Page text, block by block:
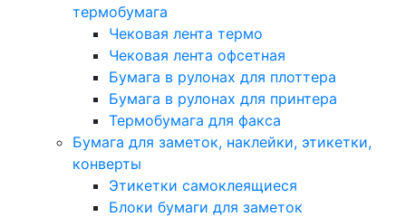
термобумага
Чековая лента термо
Чековая лента офсетная
Бумага в рулонах для плоттера
Бумага в рулонах для принтера
Термобумага для факса
Бумага для заметок, наклейки, этикетки,
конверты
Этикетки самоклеящиеся
Блоки бумаги для заметок